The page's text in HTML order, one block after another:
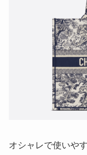
オシャレで使いや